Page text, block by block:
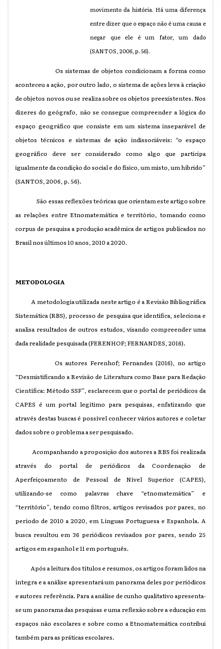
movimento da história. Há uma diferença
entre dizer que o espaço não é uma causa e
negar que ele é um fator, um dado
(SANTOS, 2006, p. 56).
Os sistemas de objetos condicionam a forma como
aconteceu a ação, por outro lado, o sistema de ações leva à criação
de objetos novos ou se realiza sobre os objetos preexistentes. Nos
dizeres do geógrafo, não se consegue compreender a lógica do
espaço geográfico que consiste em um sistema inseparável de
objetos técnicos e sistemas de ação indissociáveis: “o espaço
geográfico deve ser considerado como algo que participa
igualmente da condição do social e do físico, um misto, um híbrido”
(SANTOS, 2006, p. 56).
São essas reflexões teóricas que orientam este artigo sobre
as relações entre Etnomatemática e território, tomando como
corpus de pesquisa a produção acadêmica de artigos publicados no
Brasil nos últimos 10 anos, 2010 a 2020.
METODOLOGIA
A metodologia utilizada neste artigo é a Revisão Bibliográfica
Sistemática (RBS), processo de pesquisa que identifica, seleciona e
analisa resultados de outros estudos, visando compreender uma
dada realidade pesquisada (FERENHOF; FERNANDES, 2016).
Os autores Ferenhof; Fernandes (2016), no artigo
“Desmistificando a Revisão de Literatura como Base para Redação
Científica: Método SSF”, esclarecem que o portal de periódicos da
CAPES é um portal legítimo para pesquisas, enfatizando que
através destas buscas é possível conhecer vários autores e coletar
dados sobre o problema a ser pesquisado.
Acompanhando a proposição dos autores a RBS foi realizada
através do portal de periódicos daCoordenação de
Aperfeiçoamento de Pessoal de Nível Superior (CAPES),
utilizando-se como palavras chave “etnomatemática” e
“território”, tendo como filtros, artigos revisados por pares, no
período de 2010 a 2020, em Línguas Portuguesa e Espanhola. A
busca resultou em 36 periódicos revisados por pares, sendo 25
artigos em espanhol e 11 em português.
Após a leitura dos títulos e resumos, os artigos foram lidos na
íntegra e a análise apresentará um panorama deles por periódicos
e autores referência. Para a análise de cunho qualitativo apresenta-
se um panorama das pesquisas e uma reflexão sobre a educação em
espaços não escolares e sobre como a Etnomatemática contribui
também para as práticas escolares.